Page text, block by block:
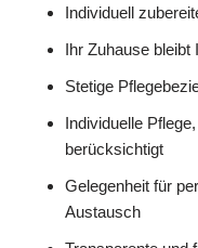
Individuell
Ihr Zuhause
Stetige
Individuelle
berücksichtigt
Gelegenheit für
Austausch